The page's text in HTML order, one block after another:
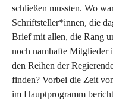
schließen mussten. Wo
Schriftsteller*innen, die
Brief mit allen, die Rang
noch namhafte Mitglieder
den Reihen der
finden? Vorbei die Zeit
im Hauptprogramm